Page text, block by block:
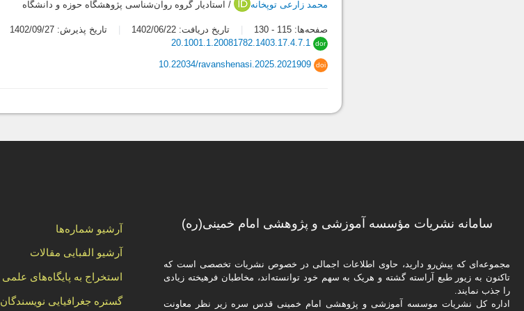
محمد زارعی توپخانه / استادیار گروه روان‌شناسی پژوهشگاه حوزه و دانشگاه
صفحه‌ها: 115
-
130 تاریخ دریافت: 1402/06/22 تاریخ پذیرش: 1402/09/27
dor
20.1001.1.20081782.1403.17.4.7.1
doi
10.22034/ravanshenasi.2025.2021909
آرشیو شماره‌ها
آرشیو الفبایی مقالات
استخراج به پایگاه‌های علمی
گستره جغرافیایی نویسندگان
سامانه نشریات مؤسسه آموزشی و پژوهشی امام خمینی(ره)
مجموعه‌ای که پیش‌رو دارید،‌ حاوی اطلاعات اجمالی در خصوص نشریات تخصصی است که
تاکنون به زیور طبع آراسته گشته و هریک به سهم خود توانسته‌اند، مخاطبان فرهیخته‌ زیادی
را جذب نمایند.
اداره كل نشریات موسسه آموزشی و پژوهشی امام خمینی قدس سره زیر نظر معاونت